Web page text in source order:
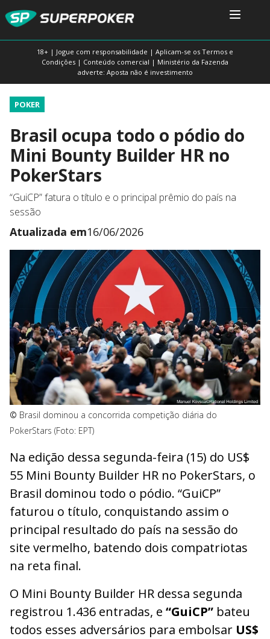
18+ | Jogue com responsabilidade | Aplicam-se os Termos e
Condições | Conteúdo comercial | Ministério da Fazenda
adverte: Aposta não é investimento
POKER
Brasil ocupa todo o pódio do
Mini Bounty Builder HR no
PokerStars
“GuiCP” fatura o título e o principal prêmio do país na
sessão
Atualizada em16/06/2026
© Brasil dominou a concorrida competição diária do
PokerStars (Foto: EPT)
Na edição dessa segunda-feira (15) do US$
55 Mini Bounty Builder HR no PokerStars, o
Brasil dominou todo o pódio. “GuiCP”
faturou o título, conquistando assim o
principal resultado do país na sessão do
site vermelho, batendo dois compatriotas
na reta final.
O Mini Bounty Builder HR dessa segunda
registrou 1.436 entradas, e “GuiCP” bateu
todos esses adversários para embolsar US$